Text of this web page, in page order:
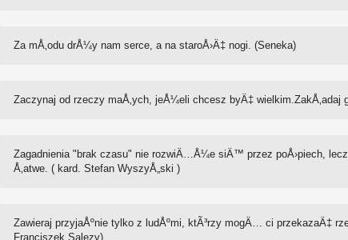
Za mÅ‚odu drÅ¼y nam serce, a na staroÅ›Ä‡ nogi. (Seneka)
Zaczynaj od rzeczy maÅ‚ych, jeÅ¼eli chcesz byÄ‡
Zagadnienia "brak czasu" nie rozwiÄ…Å¼e siÄ™ przez poÅ›piech,
Å‚atwe. ( kard. Stefan WyszyÅ„ski )
Zawieraj przyjaÅºnie tylko z ludÅºmi, ktÃ³rzy mogÄ… ci przekazaÄ‡
Franciszek Salezy)